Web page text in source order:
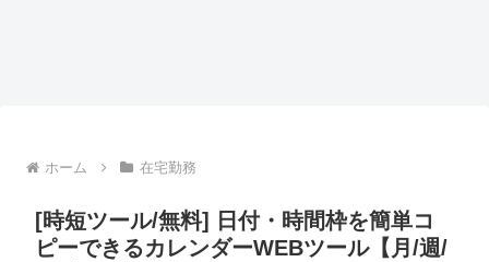
ホーム 在宅勤務
[時短ツール/無料] 日付・時間枠を簡単コ
ピーできるカレンダーWEBツール【月/週/